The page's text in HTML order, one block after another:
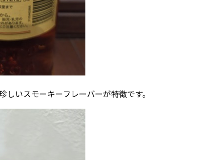
しいスモーキーフレーバーが特徴です。